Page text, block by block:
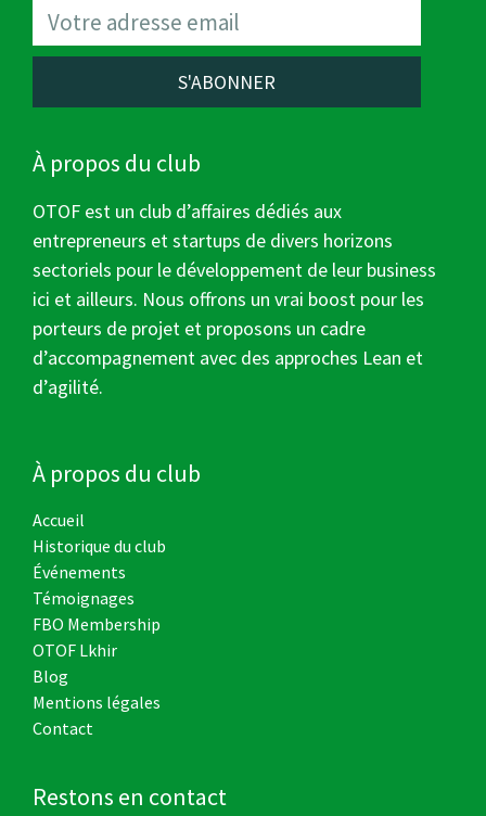
S'ABONNER
À propos du club
OTOF est un club d’affaires dédiés aux
entrepreneurs et startups de divers horizons
sectoriels pour le développement de leur business
ici et ailleurs. Nous offrons un vrai boost pour les
porteurs de projet et proposons un cadre
d’accompagnement avec des approches Lean et
d’agilité.
À propos du club
Accueil
Historique du club
Événements
Témoignages
FBO Membership
OTOF Lkhir
Blog
Mentions légales
Contact
Restons en contact